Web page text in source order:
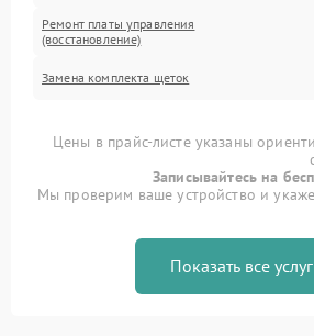
Ремонт платы управления
(восстановление)
Замена комплекта щеток
Цены в прайс-листе указаны
Записывайтесь на
Мы проверим ваше устройство и
Показать все